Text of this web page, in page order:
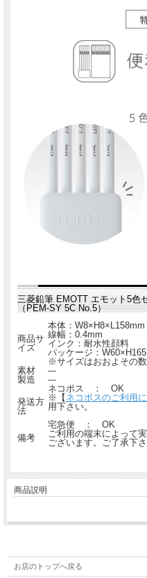
三菱鉛筆 EMOTT エモット5色
（PEM-SY 5C No.5）
商品サ
イズ
本体：W8×H8×L158mm
線幅：0.4mm
インク：耐水性顔料
パッケージ：
※サイズはおおよその数
素材
---
製造
---
発送方
法
ネコポス ： OK
※【ネコポスのご利用
用下さい。
宅急便 ： OK
備考
ご利用の端末によって
ございます。ご了承下さ
商品説明
お店のトップへ戻る